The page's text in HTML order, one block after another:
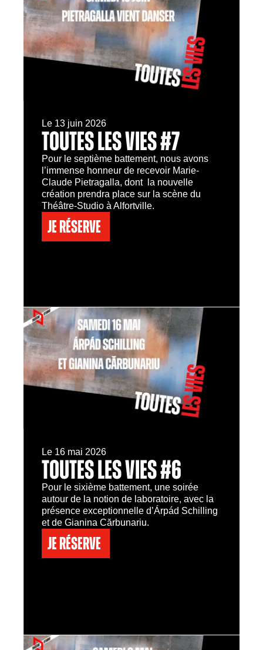
Le 13 juin 2026
TOUTES LES VIES #7
Pour le septième battement, nous avons
l’immense honneur de recevoir Marie-
Claude Pietragalla, dont la nouvelle
création prendra place sur la scène du
Théâtre-Studio à Alfortville.
Je réserve
Le 16 mai 2026
TOUTES LES VIES #6
Pour le sixième battement, une soirée
autour de la notion de laboratoire, avec la
présence exceptionnelle d’Árpád Schilling
et de Gianina Cărbunariu.
Je réserve